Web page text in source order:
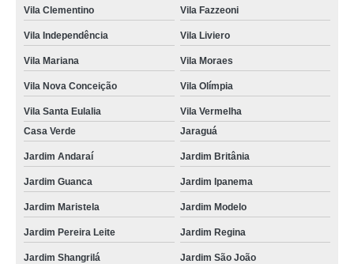
Vila Clementino Vila Fazzeoni
Vila Independência Vila Liviero
Vila Mariana Vila Moraes
Vila Nova Conceição Vila Olímpia
Vila Santa Eulalia
Vila Vermelha
Casa Verde
Jaraguá
Jardim Andaraí Jardim Britânia
Jardim Guanca Jardim Ipanema
Jardim Maristela Jardim Modelo
Jardim Pereira Leite Jardim Regina
Jardim Shangrilá Jardim São João